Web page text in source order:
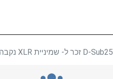
D-Sub25 זכר ל- שמיניית XLR נקבה 10מ'